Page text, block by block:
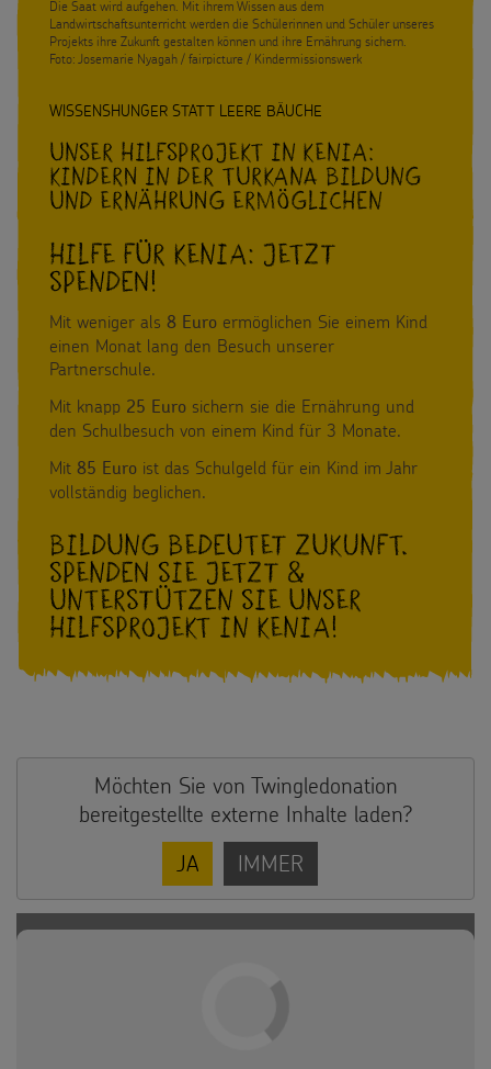
Flucht
Behinderung
Grundsätze der Projektarbeit
BILDUNGSMATERIAL
Für Schulen
Für die Kita
Für die Pfarrgemeinde
Weltmissionstag der Kinder
Weihnachten Weltweit
Basteln & Aktionen
Pate werden
Sternsinger-Spendenaktionen
Spendenformular
Spendenmöglichkeiten
Unternehmensspenden
Anlassspenden
Zinsen den Kindern
Vereine und Initiativen
Sternsingerspenden gezielt einsetzen
FÜR KINDER
Die Sternsinger auf WhatsApp
Backen und Basteln
Videos
Sternsinger-Steckbrief
Spiele
Über uns
Presse
Kontakt
Die Saat wird aufgehen. Mit ihrem Wissen aus dem
Landwirtschaftsunterricht werden die Schülerinnen und Schüler unseres
Projekts ihre Zukunft gestalten können und ihre Ernährung sichern.
Foto: Josemarie Nyagah / fairpicture / Kindermissionswerk
WISSENSHUNGER STATT LEERE BÄUCHE
Unser Hilfsprojekt in Kenia:
Kindern in der Turkana Bildung
und Ernährung ermöglichen
Hilfe für Kenia: Jetzt
Spenden!
Mit weniger als 8 Euro ermöglichen Sie einem Kind
einen Monat lang den Besuch unserer
Partnerschule.
Mit knapp 25 Euro sichern sie die Ernährung und
den Schulbesuch von einem Kind für 3 Monate.
Mit 85 Euro ist das Schulgeld für ein Kind im Jahr
vollständig beglichen.
Bildung bedeutet Zukunft.
Spenden Sie jetzt &
unterstützen sie unser
hilfsprojekt in kenia!
Möchten Sie von Twingledonation
bereitgestellte externe Inhalte laden?
JA
IMMER